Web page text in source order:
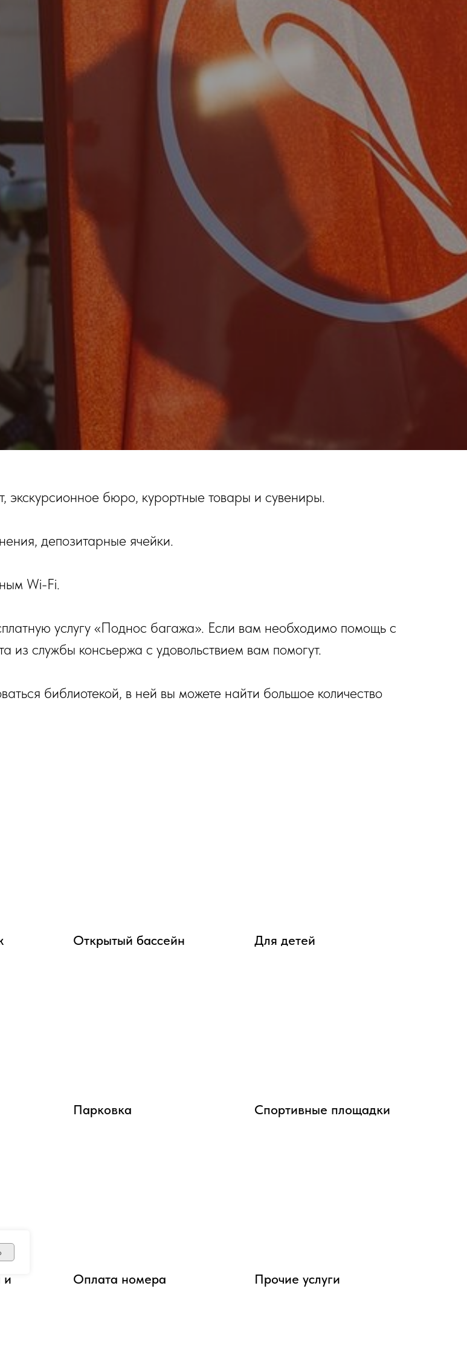
экскурсионное бюро, курортные товары и сувениры.
депозитарные ячейки.
Wi-Fi.
услугу «Поднос багажа». Если вам необходимо помощь с
из службы консьержа с удовольствием вам помогут.
библиотекой, в ней вы можете найти большое количество
Открытый бассейн Для детей
Парковка Спортивные площадки
и
Оплата номера Прочие услуги